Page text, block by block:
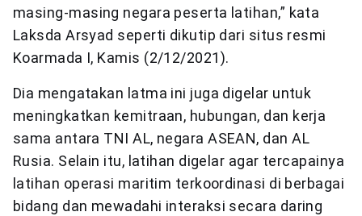
masing-masing negara peserta latihan,” kata
Laksda Arsyad seperti dikutip dari situs resmi
Koarmada I, Kamis (2/12/2021).
Dia mengatakan latma ini juga digelar untuk
meningkatkan kemitraan, hubungan, dan kerja
sama antara TNI AL, negara ASEAN, dan AL
Rusia. Selain itu, latihan digelar agar tercapainya
latihan operasi maritim terkoordinasi di berbagai
bidang dan mewadahi interaksi secara daring